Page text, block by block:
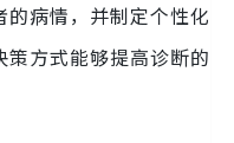
病情，并制定个性化
方式能够提高诊断的